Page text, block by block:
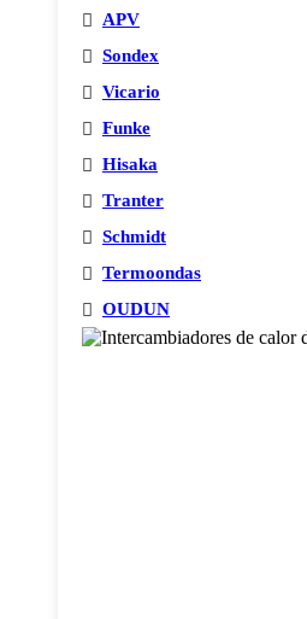
APV
Sondex
Vicario
Funke
Hisaka
Tranter
Schmidt
Termoondas
OUDUN